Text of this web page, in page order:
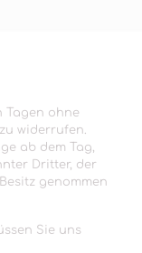
Tagen ohne
widerrufen.
ab dem Tag,
Dritter, der
genommen
Sie uns